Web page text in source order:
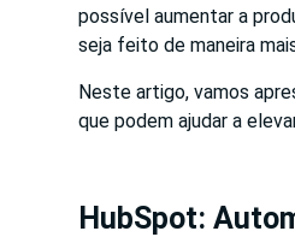
possível aumentar a
seja feito de maneira
Neste artigo, vamos
que podem ajudar a
HubSpot: